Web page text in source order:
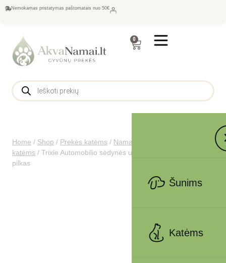
Nemokamas pristatymas paštomatais nuo 50€
0
Šunims
Katėms
Home / Shop / Prekės katėms / Namams katėms
katėms / Trixie Automobilio sėdynės užtiesalas, 1.40×1.45 m,
pilkas